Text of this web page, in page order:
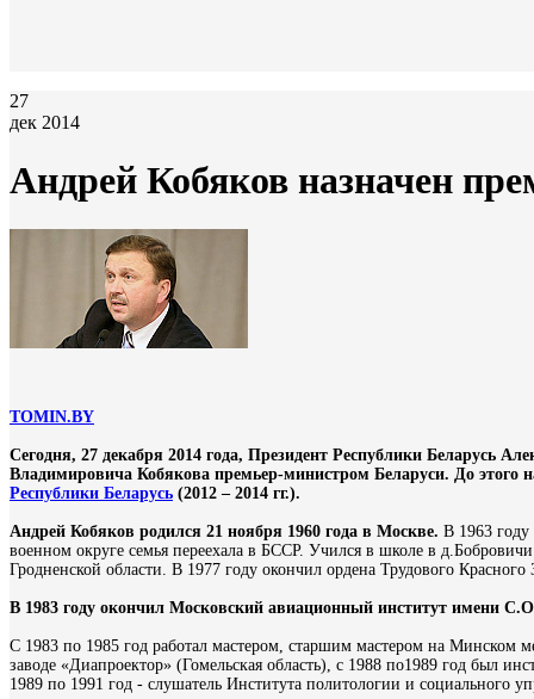
27
дек 2014
Андрей Кобяков назначен
TOMIN.BY
Сегодня, 27 декабря 2014 года, Президент Республики Беларусь
Владимировича Кобякова премьер-министром Беларуси. До
Республики Беларусь (2012 – 2014 гг.).
Андрей Кобяков родился 21 ноября 1960 года в Москве. В 1963 году
военном округе семья переехала в БССР. Учился в школе в
Гродненской области. В 1977 году окончил ордена Трудового
В 1983 году окончил Московский авиационный институт имени
С 1983 по 1985 год работал мастером, старшим мастером на Минском
заводе «Диапроектор» (Гомельская область), с 1988 по1989 год был
1989 по 1991 год - слушатель Института политологии и социального